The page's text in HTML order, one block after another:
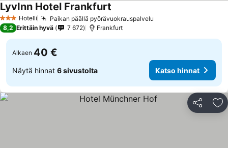
3 Tähtiluokitus
Hotelli Paikan päällä pyörävuokrauspalvelu
LyvInn Hotel Frankfurt
8,2 Erittäin hyvä 7 672 Frankfurt
Alkaen 40 €
Näytä hinnat 6 sivustolta Katso hinnat
Jaa